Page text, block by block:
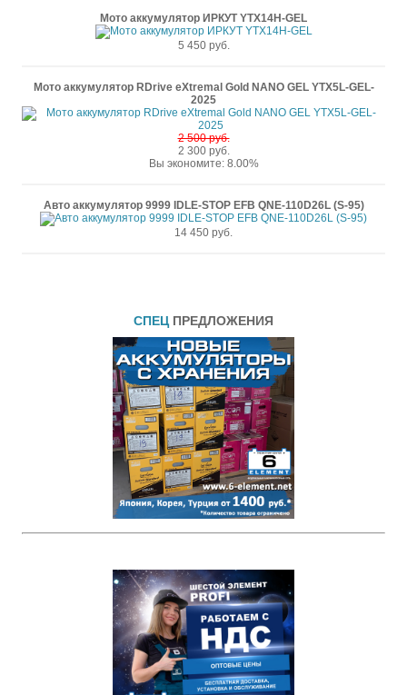
СПЕЦ ПРЕДЛОЖЕНИЯ
Мото аккумулятор ИРКУТ YTX14H-GEL
5 450 руб.
Мото аккумулятор RDrive eXtremal Gold NANO GEL YTX5L-GEL-
2025
2 500 руб.
2 300 руб.
Вы экономите: 8.00%
Авто аккумулятор 9999 IDLE-STOP EFB QNE-110D26L (S-95)
14 450 руб.